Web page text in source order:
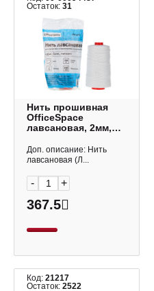
Остаток: 31
Нить прошивная
OfficeSpace
лавсановая, 2мм,
Доп. описание: Нить
лавсановая (Л...
- +
367.5
Код: 21217
Остаток: 2522